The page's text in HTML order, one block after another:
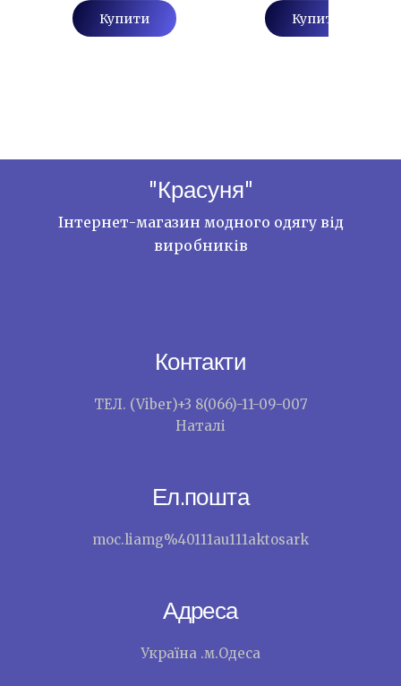
Купити Купити
"Красуня"
Інтернет-магазин модного одягу від
виробників
Контакти
ТЕЛ. (Viber)+3 8(066)-11-09-007
Наталі
Ел.пошта
moc.liamg%40111au111aktosark
Адреса
Україна .м.Одеса